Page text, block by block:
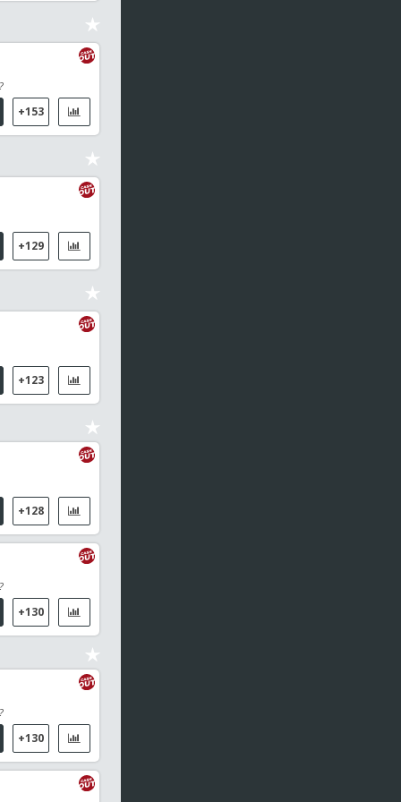
1er set
Iga Swiatek (POL)
18:45Eredivisie
Go Ahead Eagles / Willem II
Campeonatos del Mundo
19:00Portugal - Liga
Vitoria Guimaraes / Arouca
Canadá - Premier League
19:00Portugal - Liga 2
Tondela / Amarante FC
WNBA
Minnesota Lynx / Las Vegas Aces
19:00ATP Challenger Plovdiv 2, Bulgaria Men Singles
Petr Nesterov (RUS) / Radu Mihai Papoe (ROU)
19:20Campeonatos del Mundo
Mckenna, Aaron / Oliha, Etinosa
Europe Smash Sweden, WS
Tan, Zhao Yun / Arapovic, Hana
19:30Austria - Bundesliga
TSV Hartberg / Sturm Graz
FIVB Hamburgo Pro Tour
+153
+129
+123
+128
+130
+130